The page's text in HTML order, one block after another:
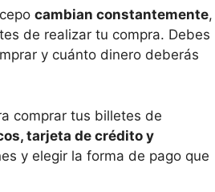
cambian constantemente,
de realizar tu compra. Debes
y cuánto dinero deberás
comprar tus billetes de
tarjeta de crédito y
y elegir la forma de pago que